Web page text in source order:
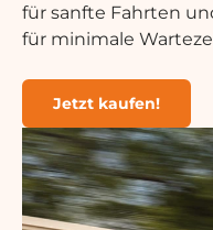
Zubehör
Community
Support
für sanfte Fahrten
für minimale
Jetzt kaufen!